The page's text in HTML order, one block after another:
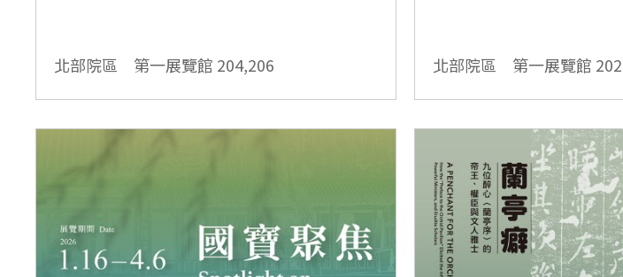
北部院區 第一展覽館 204,206 北部院區 第一展覽館 202